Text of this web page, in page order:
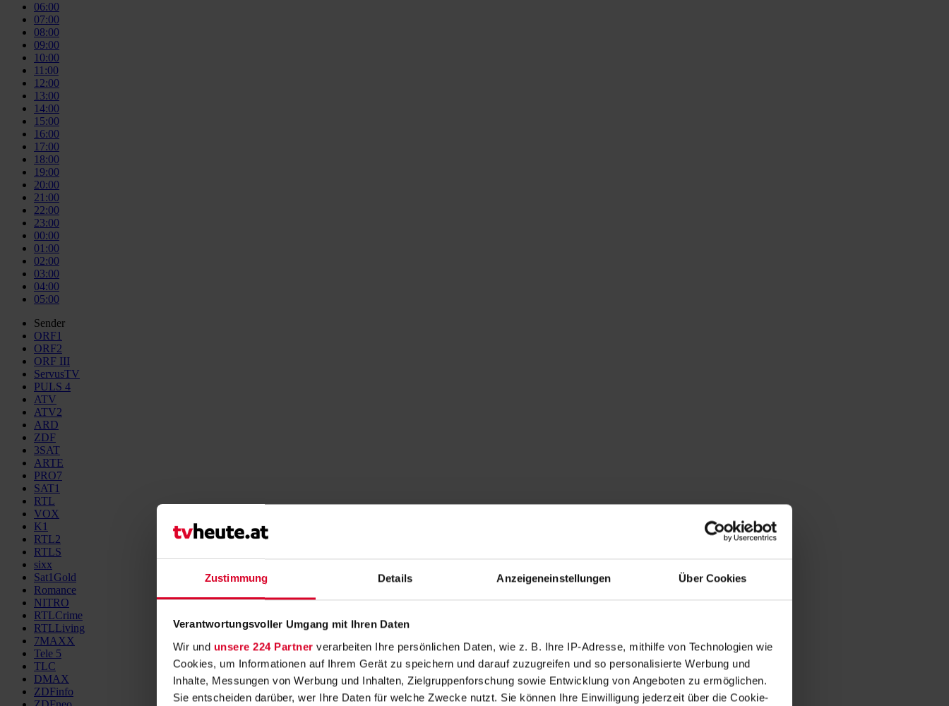
Zustimmung Details Anzeigeneinstellungen Über Cookies
Verantwortungsvoller Umgang mit Ihren Daten
Wir und unsere 224 Partner verarbeiten Ihre persönlichen Daten, wie z. B. Ihre IP-Adresse, mithilfe von Technologien wie
Cookies, um Informationen auf Ihrem Gerät zu speichern und darauf zuzugreifen und so personalisierte Werbung und
Inhalte, Messungen von Werbung und Inhalten, Zielgruppenforschung sowie Entwicklung von Angeboten zu ermöglichen.
Sie entscheiden darüber, wer Ihre Daten für welche Zwecke nutzt. Sie können Ihre Einwilligung jederzeit über die Cookie-
06:00
07:00
08:00
09:00
10:00
11:00
12:00
13:00
14:00
15:00
16:00
17:00
18:00
19:00
20:00
21:00
22:00
23:00
00:00
01:00
02:00
03:00
04:00
05:00
Sender
ORF1
ORF2
ORF III
ServusTV
PULS 4
ATV
ATV2
ARD
ZDF
3SAT
ARTE
PRO7
SAT1
RTL
VOX
K1
RTL2
RTLS
sixx
Sat1Gold
Romance
NITRO
RTLCrime
RTLLiving
7MAXX
Tele 5
TLC
DMAX
ZDFinfo